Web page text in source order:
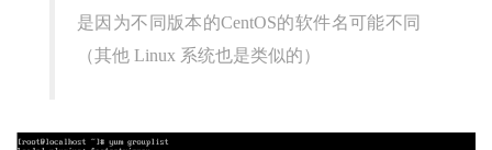
是因为不同版本的CentOS的软件名可能不同
（其他 Linux 系统也是类似的）